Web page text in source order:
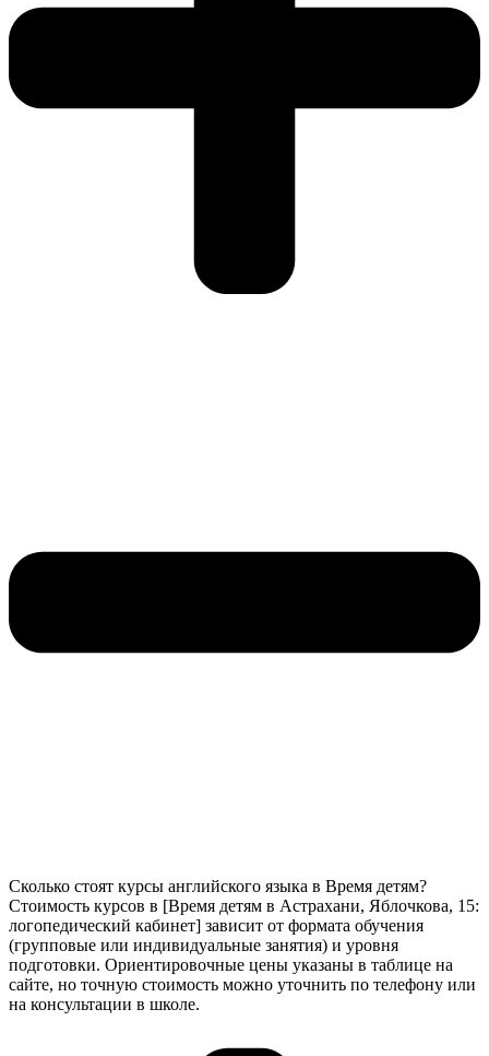
Сколько стоят курсы английского языка в Время детям?
Стоимость курсов в [Время детям в Астрахани, Яблочкова, 15:
логопедический кабинет] зависит от формата обучения
(групповые или индивидуальные занятия) и уровня
подготовки. Ориентировочные цены указаны в таблице на
сайте, но точную стоимость можно уточнить по телефону или
на консультации в школе.